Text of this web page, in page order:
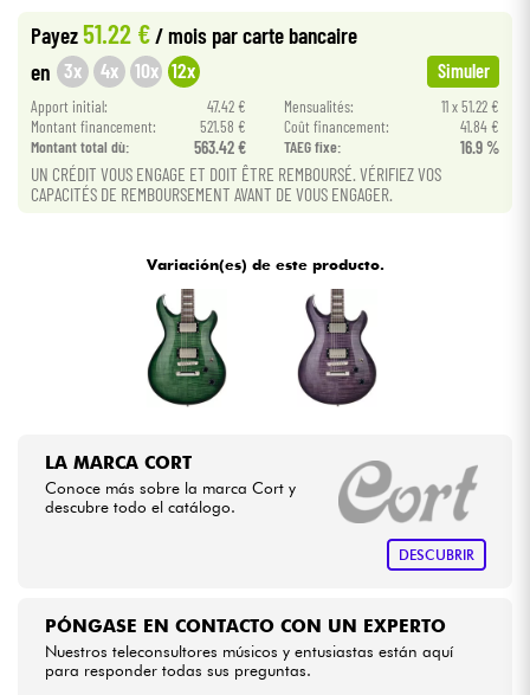
Cables & Acces.
HiFi
Bundle
Payez51.22 €/ mois par carte bancaire
en 3x 4x 10x 12x Simuler
Apport initial: 47.42 € Mensualités:
11 x 51.22 €
Montant financement:
521.58 € Coût financement:
41.84 €
Montant total dù:
563.42 € TAEG fixe: 16.9 %
UN CRÉDIT VOUS ENGAGE ET DOIT ÊTRE REMBOURSÉ. VÉRIFIEZ VOS
CAPACITÉS DE REMBOURSEMENT AVANT DE VOUS ENGAGER.
Variación(es) de este producto.
LA MARCA CORT
Conoce más sobre la marca Cort y
descubre todo el catálogo.
DESCUBRIR
PÓNGASE EN CONTACTO CON UN EXPERTO
Nuestros teleconsultores músicos y entusiastas están aquí
para responder todas sus preguntas.